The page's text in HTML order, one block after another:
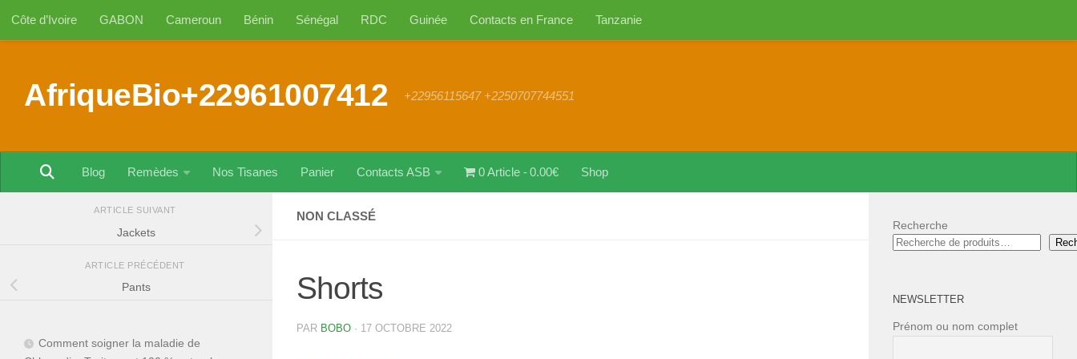
Au dessous du contenu
Côte d’Ivoire GABON Cameroun Bénin Sénégal RDC Guinée Contacts en France Tanzanie
AfriqueBio+22961007412 +22956115647 +2250707744551
Blog Remèdes Nos Tisanes Panier Contacts ASB 0 Article 0.00€ Shop
NON CLASSÉ
Shorts
PAR BOBO · 17 OCTOBRE 2022
ARTICLE SUIVANT
Jackets
ARTICLE PRÉCÉDENT
Pants
Comment soigner la maladie de
Recherche
NEWSLETTER
Prénom ou nom complet